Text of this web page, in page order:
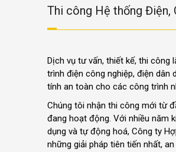
Thi công Hệ thống Điện,
Dịch vụ tư vấn, thiết kế, thi
trình điện công nghiệp, điện dân
tính an toàn cho các công trình
Chúng tôi nhận thi công mới từ
đang hoạt động. Với nhiều năm
dụng và tự động hoá, Công ty
những giải pháp tiên tiến nhất,